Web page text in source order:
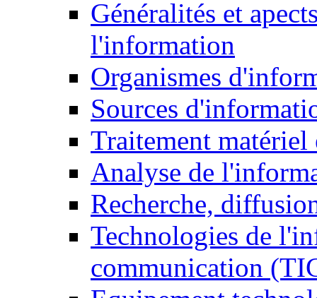
Généralités et
l'information
Organismes
Sources
Traitement matériel
Analyse de
Recherche,
Technologies de
communication